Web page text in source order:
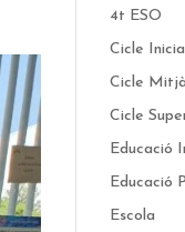
4t ESO
Cicle
Cicle Mitjà
Cicle
Educació
Educació
Escola